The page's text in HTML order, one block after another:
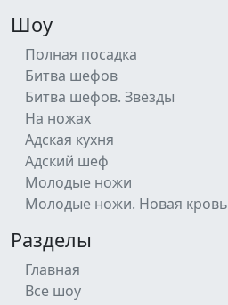
Шоу
Полная посадка
Битва шефов
Битва шефов. Звёзды
На ножах
Адская кухня
Адский шеф
Молодые ножи
Молодые ножи. Новая кровь
Разделы
Главная
Все шоу